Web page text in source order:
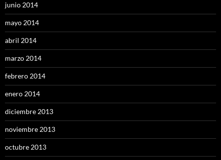
junio 2014
mayo 2014
abril 2014
marzo 2014
febrero 2014
enero 2014
diciembre 2013
noviembre 2013
octubre 2013